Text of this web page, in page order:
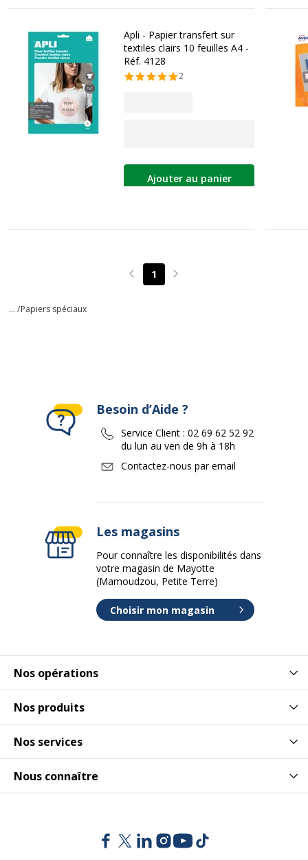
Apli - Papier transfert sur
textiles clairs 10 feuilles A4 -
Réf. 4128
2
Ajouter au panier
Page précédente
1 Page suivante
... /Papiers spéciaux
Nos opérations
Nos produits
Nos services
Nous connaître
Besoin d’Aide ?
Service Client : 02 69 62 52 92
du lun au ven de 9h à 18h
Contactez-nous par email
Les magasins
Pour connaître les disponibilités dans
votre magasin de Mayotte
(Mamoudzou, Petite Terre)
Choisir mon magasin